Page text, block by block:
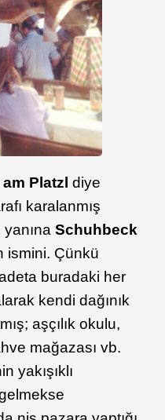
Platzl diye
karalanmış
Schuhbeck
ismini. Çünkü
buradaki her
kendi dağınık
aşçılık okulu,
mağazası vb.
yakışıklı